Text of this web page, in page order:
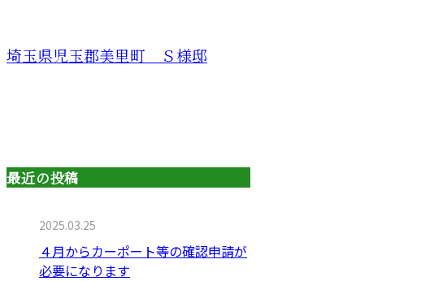
埼玉県児玉郡美里町 Ｓ様邸
最近の投稿
2025.03.25
４月からカーポート等の確認申請が
必要になります